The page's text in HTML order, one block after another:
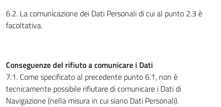
6.2. La comunicazione dei Dati Personali di cui al punto 2.3 è
facoltativa.
Conseguenze del rifiuto a comunicare i Dati
7.1. Come specificato al precedente punto 6.1, non è
tecnicamente possibile rifiutare di comunicare i Dati di
Navigazione (nella misura in cui siano Dati Personali).